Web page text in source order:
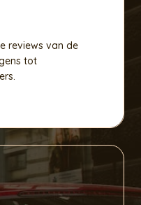
reviews van de
tot